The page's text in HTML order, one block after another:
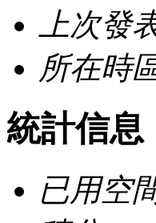
上次發
所在時
統計信息
已用空